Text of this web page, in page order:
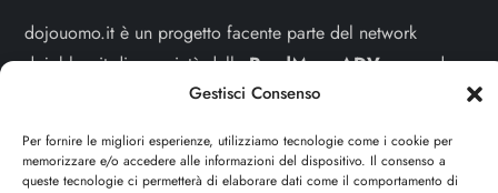
Gestisci Consenso
Per fornire le migliori esperienze, utilizziamo tecnologie come i cookie per
memorizzare e/o accedere alle informazioni del dispositivo. Il consenso a
queste tecnologie ci permetterà di elaborare dati come il comportamento di
dojouomo.it è un progetto facente parte del network
dojoblog.it di proprietà dellaReadMore ADVcon sede
legale in Via delle Sirene 34 - Roma - P.iva:
Sitemap-Privacy Policy - Cookie Policy